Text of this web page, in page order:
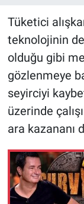
Tüketici
teknolojinin
olduğu gibi
gözlenmeye
seyirciyi
üzerinde
ara kazananı